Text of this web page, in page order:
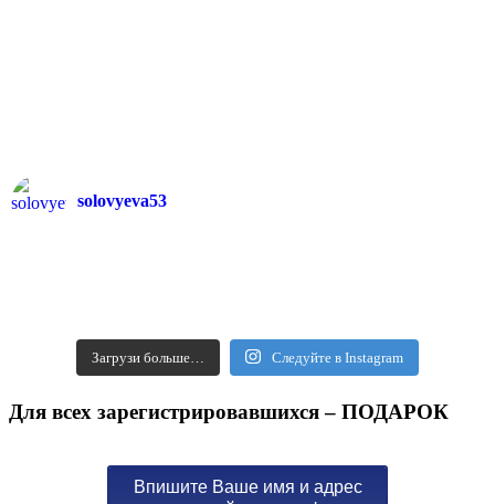
solovyeva53
Загрузи больше… Следуйте в Instagram
Для всех зарегистрировавшихся – ПОДАРОК
Впишите Ваше имя и адрес